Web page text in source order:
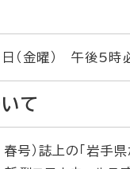
（金曜） 午後5時
て
誌上の「岩手県